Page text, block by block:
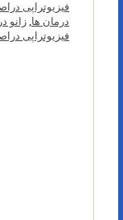
فیزیوتراپی
درمان ها,زانو
فیزیوتراپی